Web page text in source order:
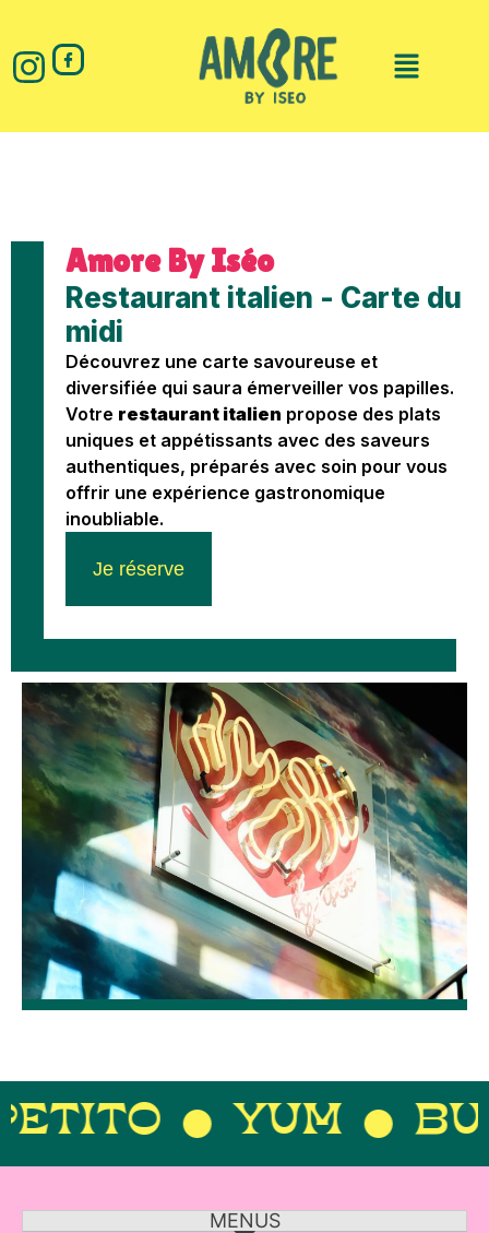
Amore By Iséo
Restaurant italien - Carte du
midi
Découvrez une carte savoureuse et
diversifiée qui saura émerveiller vos papilles.
Votre restaurant italien propose des plats
uniques et appétissants avec des saveurs
authentiques, préparés avec soin pour vous
offrir une expérience gastronomique
inoubliable.
Je réserve
YUM
MENUS